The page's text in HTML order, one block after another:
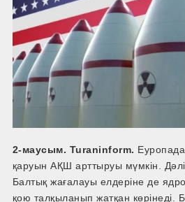
2-маусым. Turaninform.
қаруын АҚШ арттыруы мүмкін.
Балтық жағалауы елдеріне де
қою талқыланып жатқан көрінеді.